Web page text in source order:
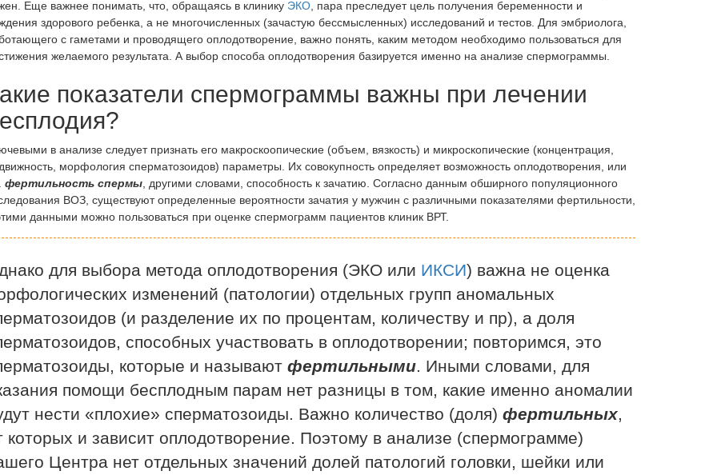
Орхит
Астенозооспермия
УЗИ при беременности
узлов
желез
пузыря
малого таза у мужчин
железы
беременности
органов
ангиосканирование
ЭКО в естественном цикле
ЭКО с донорской яйцеклеткой
ЭКО с донорской спермой
ЭКО по ОМС
ЭКО для иногородних по ОМС и
IVM
Короткий протокол ЭКО
Длинный протокол ЭКО
ЭКО с двойной стимуляцией
ЭКО базовое
Криопрограммы
Криоконсервация сперматозоидов
Донорство яйцеклеток
Донорство спермы
Криоконсервация эмбрионов
Программируемое зачатие
Подготовка к ЭКО
Лечение шейки матки
Подготовка эндометрия
Анализы на инфекции
Посткоитальный тест
Подготовка женщины к ЭКО
Анализы для ЭКО
Обследование для ЭКО
обследование
на генетические
Гинекологические заболевания
Удаление кисты влагалища
Зондирование полости матки
Обследование молочной железы
Лечение гинекологических
заболеваний методом HIFU
Еще важнее понимать, что, обращаясь в клинику ЭКО, пара преследует цель получения беременности и
здорового ребенка, а не многочисленных (зачастую бессмысленных) исследований и тестов. Для эмбриолога,
с гаметами и проводящего оплодотворение, важно понять, каким методом необходимо пользоваться для
желаемого результата. А выбор способа оплодотворения базируется именно на анализе спермограммы.
показатели спермограммы важны при лечении
в анализе следует признать его макроскоопические (объем, вязкость) и микроскопические (концентрация,
морфология сперматозоидов) параметры. Их совокупность определяет возможность оплодотворения, или
фертильность спермы, другими словами, способность к зачатию. Согласно данным обширного популяционного
ВОЗ, существуют определенные вероятности зачатия у мужчин с различными показателями фертильности,
данными можно пользоваться при оценке спермограмм пациентов клиник ВРТ.
для выбора метода оплодотворения (ЭКО или ИКСИ) важна не оценка
изменений (патологии) отдельных групп аномальных
(и разделение их по процентам, количеству и пр), а доля
способных участвовать в оплодотворении; повторимся, это
которые и называют фертильными. Иными словами, для
помощи бесплодным парам нет разницы в том, какие именно аномалии
нести «плохие» сперматозоиды. Важно количество (доля) фертильных,
которых и зависит оплодотворение. Поэтому в анализе (спермограмме)
Центра нет отдельных значений долей патологий головки, шейки или